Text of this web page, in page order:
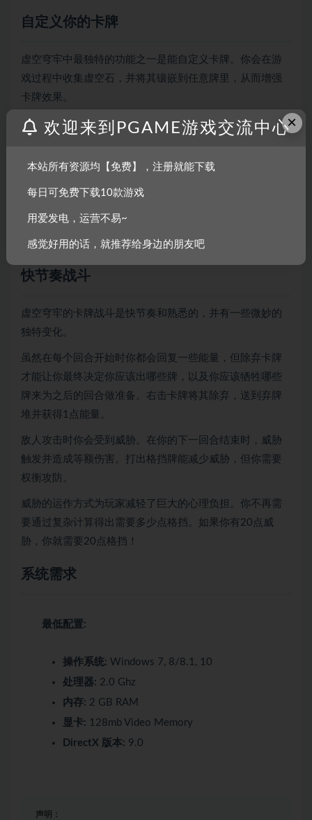
自定义你的卡牌
虚空穹牢中最独特的功能之一是能自定义卡牌。你会在游
戏过程中收集虚空石，并将其镶嵌到任意牌里，从而增强
卡牌效果。
以最简单的「劈砍」为例，它将造成5点伤害。镶嵌上黄色
石，这张牌就能“抽一张牌。丢弃一张牌”。有无数的组合待
的升级版（这并不总是仅提升数值！）。结合升级和虚空
石，你能把任何不起眼的牌变成你打牌策略的中流砥柱。
快节奏战斗
虚空穹牢的卡牌战斗是快节奏和熟悉的，并有一些微妙的
独特变化。
虽然在每个回合开始时你都会回复一些能量，但除弃卡牌
才能让你最终决定你应该出哪些牌，以及你应该牺牲哪些
牌来为之后的回合做准备。右击卡牌将其除弃，送到弃牌
堆并获得1点能量。
敌人攻击时你会受到威胁。在你的下一回合结束时，威胁
触发并造成等额伤害。打出格挡牌能减少威胁，但你需要
权衡攻防。
威胁的运作方式为玩家减轻了巨大的心理负担。你不再需
要通过复杂计算得出需要多少点格挡。如果你有20点威
胁，你就需要20点格挡！
系统需求
最低配置:
操作系统: Windows 7, 8/8.1, 10
处理器: 2.0 Ghz
内存: 2 GB RAM
显卡: 128mb Video Memory
DirectX 版本: 9.0
声明：
×
欢迎来到PGAME游戏交流中心
本站所有资源均【免费】，注册就能下载
每日可免费下载10款游戏
用爱发电，运营不易~
感觉好用的话，就推荐给身边的朋友吧